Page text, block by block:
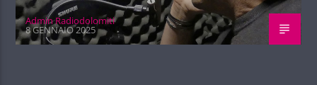
Admin Radiodolomiti
8 GENNAIO 2025